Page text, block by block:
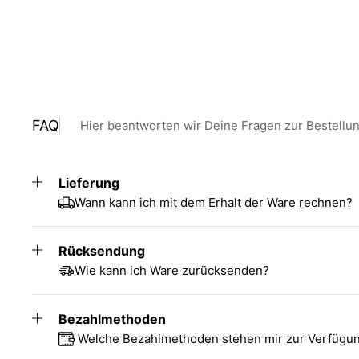
FAQ Hier beantworten wir Deine Fragen zur
Lieferung
Wann kann ich mit dem Erhalt der Ware rechnen?
Rücksendung
Wie kann ich Ware zurücksenden?
Bezahlmethoden
Welche Bezahlmethoden stehen mir zur